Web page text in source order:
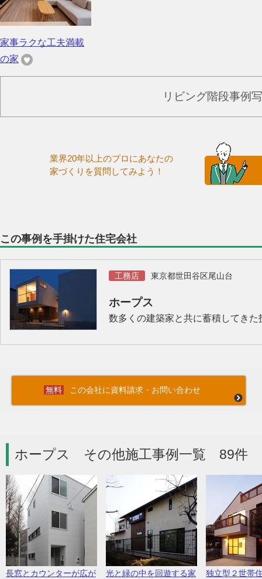
家事ラクな工夫満載
の家
リビング階段事例
業界20年以上のプロにあなたの
家づくりを質問してみよう！
この事例を手掛けた住宅会社
工務店 東京都世田谷区尾山台
ホープス
数多くの建築家と共に蓄積してき
この会社に資料請求・お問い合わせ
ホープス その他施工事例一覧 89件
長窓とカウンターが広が
光と緑の中を回遊する家
独立型２世帯